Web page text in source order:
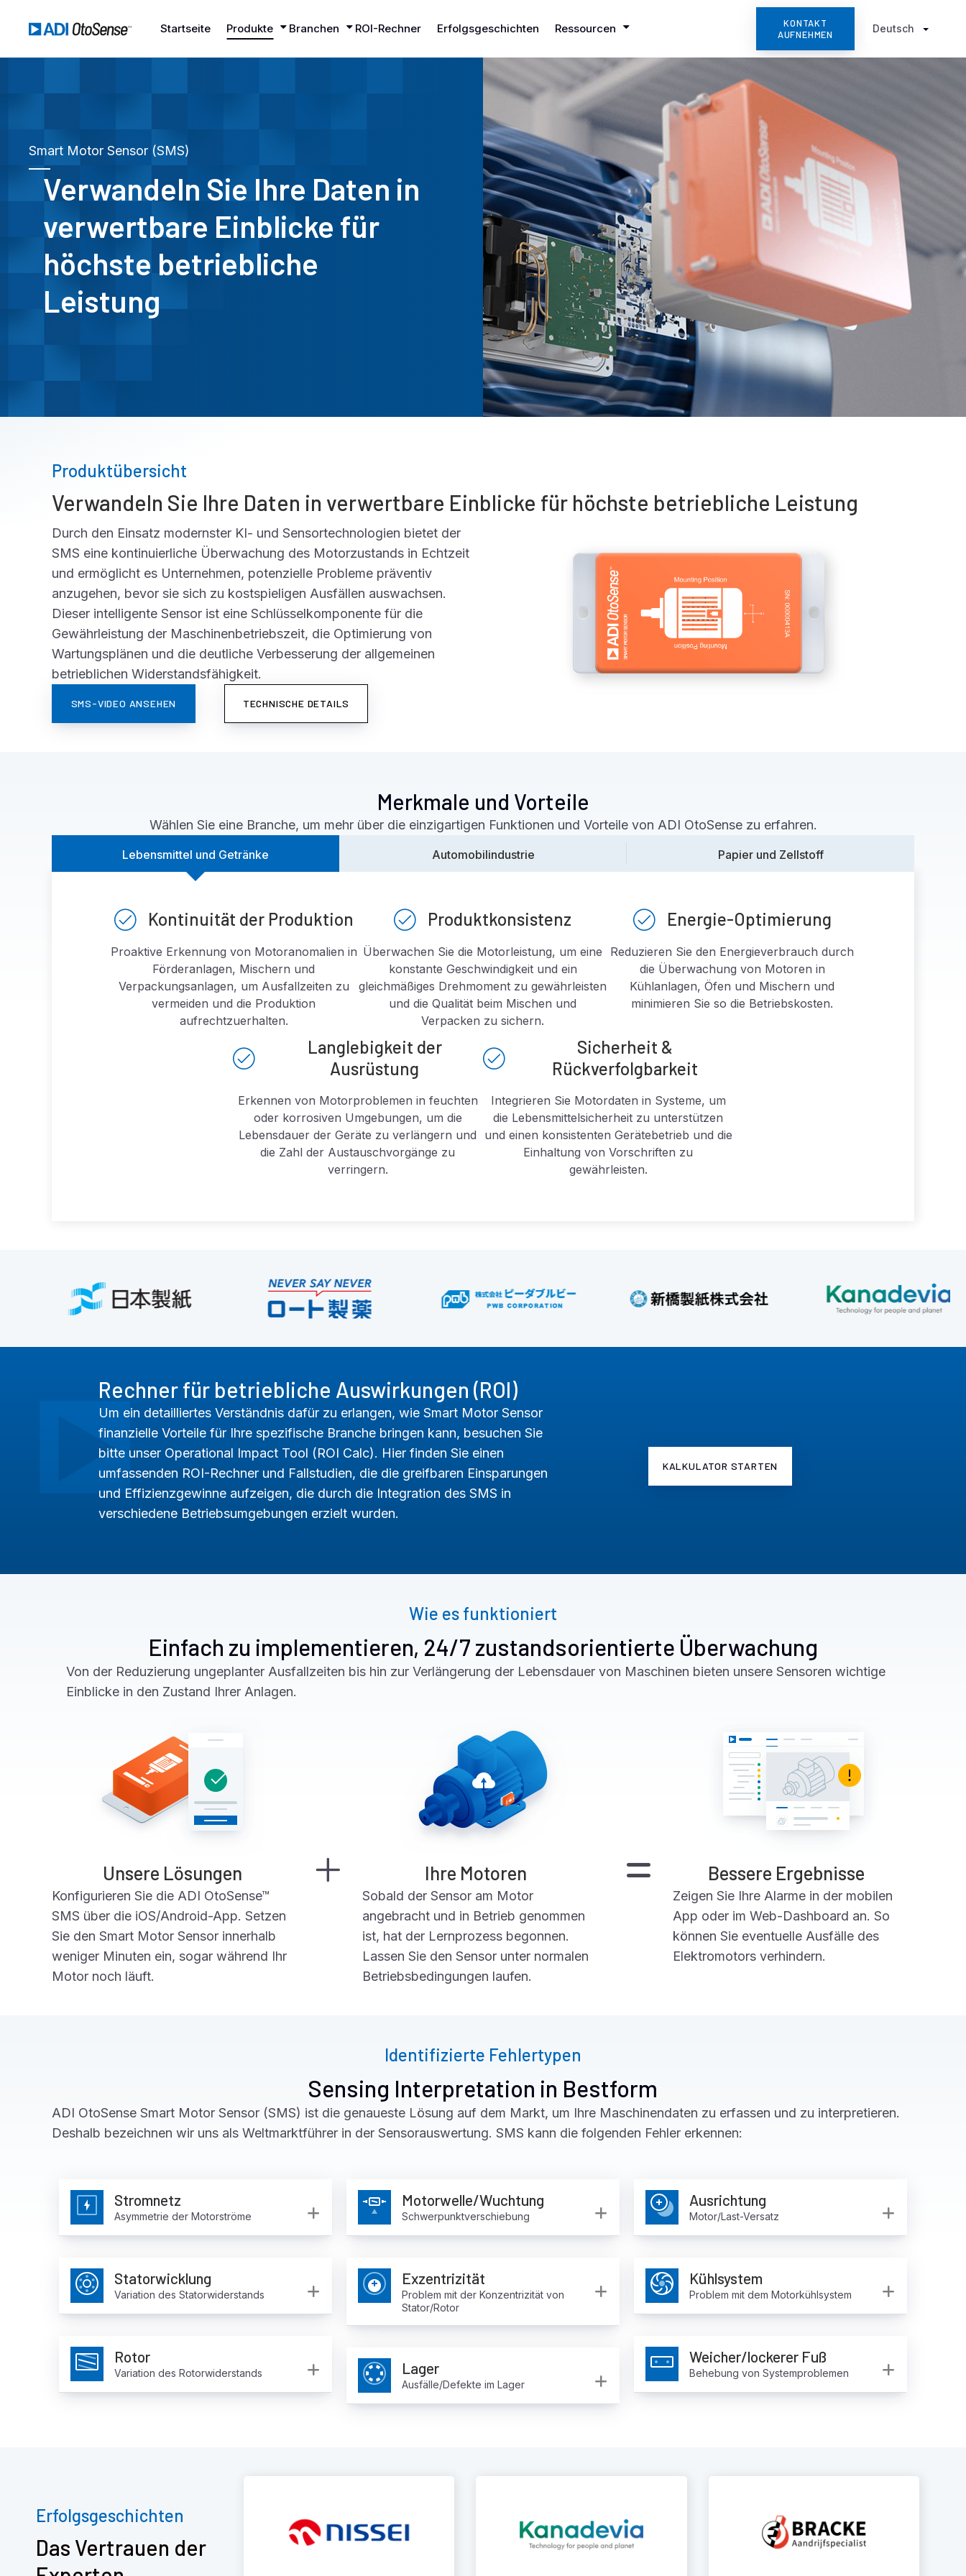
Deutsch
Startseite Produkte Branchen ROI-Rechner Erfolgsgeschichten Ressourcen
KONTAKT
AUFNEHMEN
Smart Motor Sensor (SMS)
Verwandeln Sie Ihre Daten in
verwertbare Einblicke für
höchste betriebliche
Leistung
Produktübersicht
Verwandeln Sie Ihre Daten in verwertbare Einblicke für höchste betriebliche Leistung
Durch den Einsatz modernster KI- und Sensortechnologien bietet der
SMS eine kontinuierliche Überwachung des Motorzustands in Echtzeit
und ermöglicht es Unternehmen, potenzielle Probleme präventiv
anzugehen, bevor sie sich zu kostspieligen Ausfällen auswachsen.
Dieser intelligente Sensor ist eine Schlüsselkomponente für die
Gewährleistung der Maschinenbetriebszeit, die Optimierung von
Wartungsplänen und die deutliche Verbesserung der allgemeinen
betrieblichen Widerstandsfähigkeit.
SMS-VIDEO ANSEHEN TECHNISCHE DETAILS
Merkmale und Vorteile
Wählen Sie eine Branche, um mehr über die einzigartigen Funktionen und Vorteile von ADI OtoSense zu erfahren.
Lebensmittel und Getränke Automobilindustrie Papier und Zellstoff
Kontinuität der Produktion
Proaktive Erkennung von Motoranomalien in
Förderanlagen, Mischern und
Verpackungsanlagen, um Ausfallzeiten zu
vermeiden und die Produktion
aufrechtzuerhalten.
Produktkonsistenz
Überwachen Sie die Motorleistung, um eine
konstante Geschwindigkeit und ein
gleichmäßiges Drehmoment zu gewährleisten
und die Qualität beim Mischen und
Verpacken zu sichern.
Energie-Optimierung
Reduzieren Sie den Energieverbrauch durch
die Überwachung von Motoren in
Kühlanlagen, Öfen und Mischern und
minimieren Sie so die Betriebskosten.
Langlebigkeit der
Ausrüstung
Erkennen von Motorproblemen in feuchten
oder korrosiven Umgebungen, um die
Lebensdauer der Geräte zu verlängern und
die Zahl der Austauschvorgänge zu
verringern.
Sicherheit &
Rückverfolgbarkeit
Integrieren Sie Motordaten in Systeme, um
die Lebensmittelsicherheit zu unterstützen
und einen konsistenten Gerätebetrieb und die
Einhaltung von Vorschriften zu
gewährleisten.
Rechner für betriebliche Auswirkungen (ROI)
Um ein detailliertes Verständnis dafür zu erlangen, wie Smart Motor Sensor
finanzielle Vorteile für Ihre spezifische Branche bringen kann, besuchen Sie
bitte unser Operational Impact Tool (ROI Calc). Hier finden Sie einen
umfassenden ROI-Rechner und Fallstudien, die die greifbaren Einsparungen
und Effizienzgewinne aufzeigen, die durch die Integration des SMS in
verschiedene Betriebsumgebungen erzielt wurden.
KALKULATOR STARTEN
Wie es funktioniert
Einfach zu implementieren, 24/7 zustandsorientierte Überwachung
Von der Reduzierung ungeplanter Ausfallzeiten bis hin zur Verlängerung der Lebensdauer von Maschinen bieten unsere Sensoren wichtige
Einblicke in den Zustand Ihrer Anlagen.
Unsere Lösungen
Konfigurieren Sie die ADI OtoSense™
SMS über die iOS/Android-App. Setzen
Sie den Smart Motor Sensor innerhalb
weniger Minuten ein, sogar während Ihr
Motor noch läuft.
Ihre Motoren
Sobald der Sensor am Motor
angebracht und in Betrieb genommen
ist, hat der Lernprozess begonnen.
Lassen Sie den Sensor unter normalen
Betriebsbedingungen laufen.
Bessere Ergebnisse
Zeigen Sie Ihre Alarme in der mobilen
App oder im Web-Dashboard an. So
können Sie eventuelle Ausfälle des
Elektromotors verhindern.
Identifizierte Fehlertypen
Sensing Interpretation in Bestform
ADI OtoSense Smart Motor Sensor (SMS) ist die genaueste Lösung auf dem Markt, um Ihre Maschinendaten zu erfassen und zu interpretieren.
Deshalb bezeichnen wir uns als Weltmarktführer in der Sensorauswertung. SMS kann die folgenden Fehler erkennen:
Stromnetz
Asymmetrie der Motorströme Expand
Statorwicklung
Variation des Statorwiderstands Expand
Rotor
Variation des Rotorwiderstands Expand
Motorwelle/Wuchtung
Schwerpunktverschiebung Expand
Exzentrizität
Problem mit der Konzentrizität von
Stator/Rotor
Expand
Lager
Ausfälle/Defekte im Lager Expand
Ausrichtung
Motor/Last-Versatz Expand
Kühlsystem
Problem mit dem Motorkühlsystem Expand
Weicher/lockerer Fuß
Behebung von Systemproblemen Expand
Erfolgsgeschichten
Das Vertrauen der